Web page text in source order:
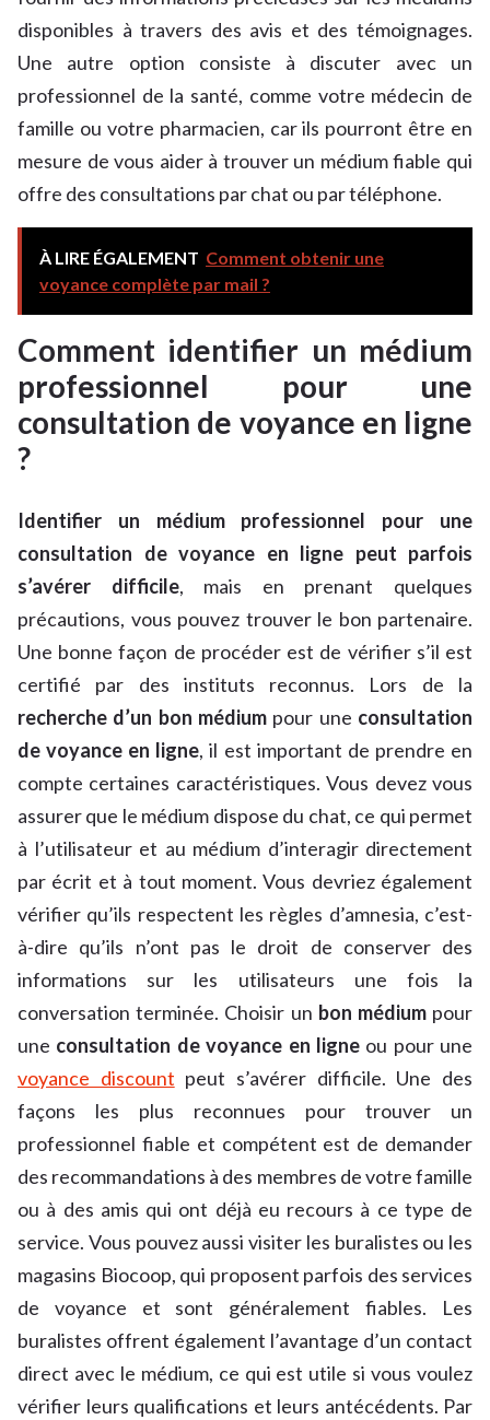
disponibles à travers des avis et des témoignages.
Une autre option consiste à discuter avec un
professionnel de la santé, comme votre médecin de
famille ou votre pharmacien, car ils pourront être en
mesure de vous aider à trouver un médium fiable qui
offre des consultations par chat ou par téléphone.
À LIRE ÉGALEMENT Comment obtenir une
voyance complète par mail ?
Comment identifier un médium
professionnel pour une
consultation de voyance en ligne
?
Identifier un médium professionnel pour une
consultation de voyance en ligne peut parfois
s’avérer difficile, mais en prenant quelques
précautions, vous pouvez trouver le bon partenaire.
Une bonne façon de procéder est de vérifier s’il est
certifié par des instituts reconnus. Lors de la
recherche d’un bon médium pour une consultation
de voyance en ligne, il est important de prendre en
compte certaines caractéristiques. Vous devez vous
assurer que le médium dispose du chat, ce qui permet
à l’utilisateur et au médium d’interagir directement
par écrit et à tout moment. Vous devriez également
vérifier qu’ils respectent les règles d’amnesia, c’est-
à-dire qu’ils n’ont pas le droit de conserver des
informations sur les utilisateurs une fois la
conversation terminée. Choisir un bon médiumpour
une consultation de voyance en ligne ou pour une
voyance discount peut s’avérer difficile. Une des
façons les plus reconnues pour trouver un
professionnel fiable et compétent est de demander
des recommandations à des membres de votre famille
ou à des amis qui ont déjà eu recours à ce type de
service. Vous pouvez aussi visiter les buralistes ou les
magasins Biocoop, qui proposent parfois des services
de voyance et sont généralement fiables. Les
buralistes offrent également l’avantage d’un contact
direct avec le médium, ce qui est utile si vous voulez
vérifier leurs qualifications et leurs antécédents. Par